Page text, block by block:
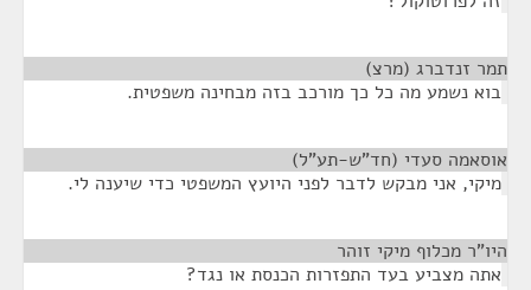
תמר זנדברג (מרצ)
בוא נשמע מה כל כך מורכב בזה מבחינה משפטית.
אוסאמה סעדי (חד"ש-תע"ל)
מיקי, אני מבקש לדבר לפני היועץ המשפטי כדי שיענה לי.
היו"ר מכלוף מיקי זוהר
אתה מצביע בעד התפזרות הכנסת או נגד?